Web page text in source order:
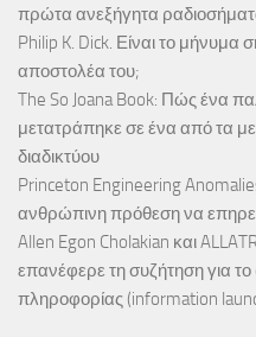
πρώτα ανεξήγητα
Philip K. Dick. Είναι το μήνυμα
αποστολέα του;
The So Joana Book: Πώς ένα
μετατράπηκε σε ένα από τα
διαδικτύου
Princeton Engineering
ανθρώπινη πρόθεση να
Allen Egon Cholakian και
επανέφερε τη συζήτηση για
πληροφορίας (information